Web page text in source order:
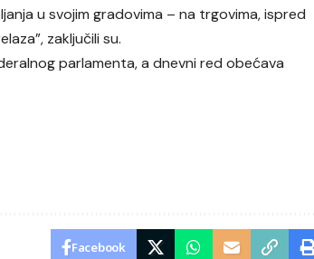
u svojim gradovima – na trgovima, ispred
zaključili su.
parlamenta, a dnevni red obećava
Facebook